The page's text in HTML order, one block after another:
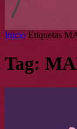
Inicio Etiquetas
Tag: